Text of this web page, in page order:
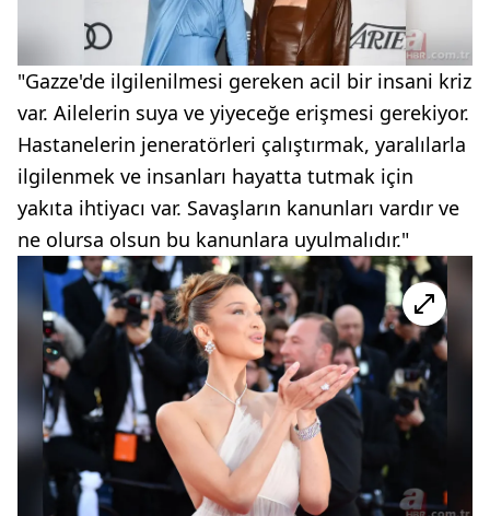
"Gazze'de ilgilenilmesi gereken acil bir insani kriz
var. Ailelerin suya ve yiyeceğe erişmesi gerekiyor.
Hastanelerin jeneratörleri çalıştırmak, yaralılarla
ilgilenmek ve insanları hayatta tutmak için
yakıta ihtiyacı var. Savaşların kanunları vardır ve
ne olursa olsun bu kanunlara uyulmalıdır."